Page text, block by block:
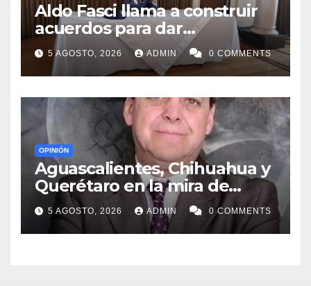
Aldo Fasci llama a construir
acuerdos para dar
gobernabilidad a Nuevo León
5 AGOSTO, 2026 ADMIN 0 COMMENTS
OPINIÓN
Aguascalientes, Chihuahua y
Querétaro en la mira de
MORENA
5 AGOSTO, 2026 ADMIN 0 COMMENTS